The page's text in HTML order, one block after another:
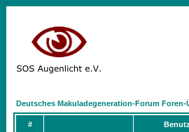
Deutsches Makuladegeneration-Forum Foren-
#